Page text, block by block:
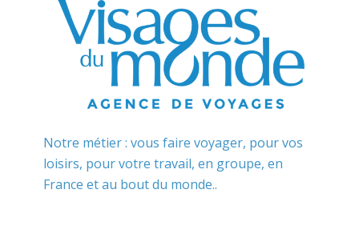
Notre métier : vous faire voyager, pour vos
loisirs, pour votre travail, en groupe, en
France et au bout du monde..